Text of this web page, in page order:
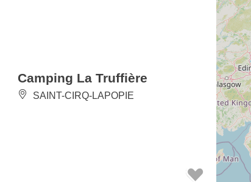
Camping La Truffière
SAINT-CIRQ-LAPOPIE